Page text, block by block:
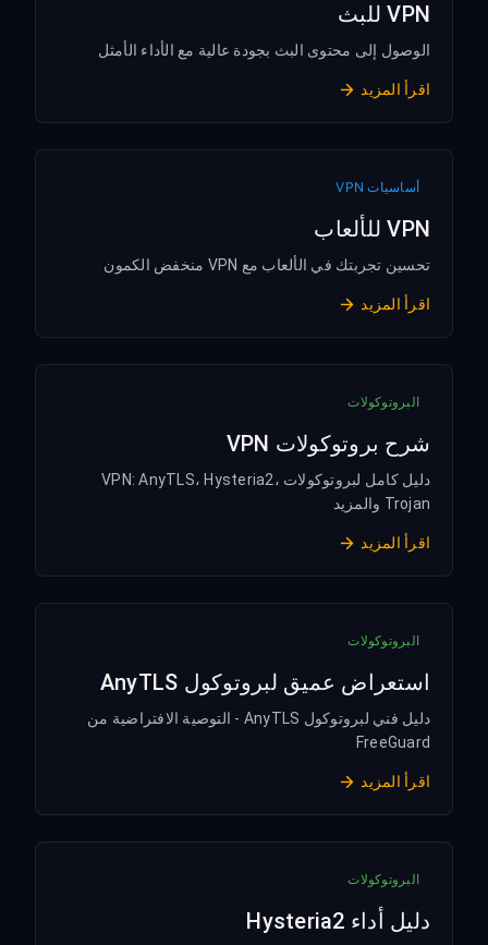
VPN للبث
الوصول إلى محتوى البث بجودة عالية مع الأداء الأمثل
اقرأ المزيد
أساسيات VPN
VPN للألعاب
تحسين تجربتك في الألعاب مع VPN منخفض الكمون
اقرأ المزيد
البروتوكولات
شرح بروتوكولات VPN
دليل كامل لبروتوكولات VPN: AnyTLS، Hysteria2،
Trojan والمزيد
اقرأ المزيد
البروتوكولات
استعراض عميق لبروتوكول AnyTLS
دليل فني لبروتوكول AnyTLS - التوصية الافتراضية من
FreeGuard
اقرأ المزيد
البروتوكولات
دليل أداء Hysteria2